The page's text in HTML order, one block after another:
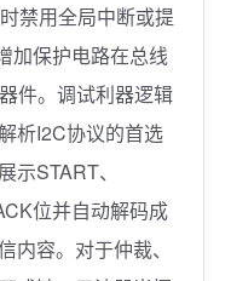
禁用全局中断或提
加保护电路在总线
件。调试利器逻辑
析I2C协议的首选
START、
位并自动解码成
内容。对于仲裁、